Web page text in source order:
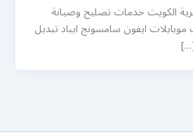
الكويت خدمات تصليح وصيانة
ايفون سامسونج ايباد تبديل